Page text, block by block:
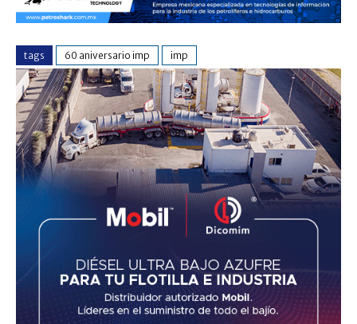
tags 60 aniversario imp imp